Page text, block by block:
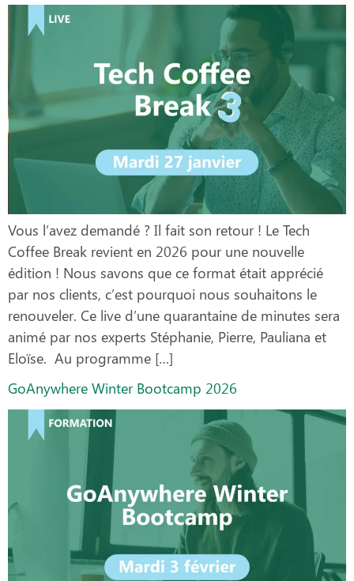
Vous l’avez demandé ? Il fait son retour ! Le Tech
Coffee Break revient en 2026 pour une nouvelle
édition ! Nous savons que ce format était apprécié
par nos clients, c’est pourquoi nous souhaitons le
renouveler. Ce live d’une quarantaine de minutes sera
animé par nos experts Stéphanie, Pierre, Pauliana et
Eloïse. Au programme […]
GoAnywhere Winter Bootcamp 2026